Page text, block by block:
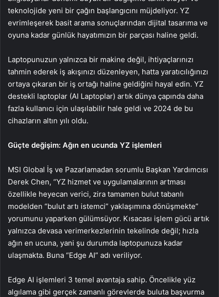
teknolojide yeni bir çağın başlangıcını müjdeliyor. YZ
evrimleşerek basit arama sonuçlarından dijital tasarıma ve
oyuna kadar günlük hayatımızın bir parçası haline geldi.
Laptopunuzun yalnızca bir makine değil, ihtiyaçlarınızı
tahmin ederek iş akışınızı düzenleyen, hatta yaratıcılığınızı
ortaya çıkaran bir iş ortağı haline geldiğini hayal edin. YZ
destekli laptoplar (AI Laptoplar) artık dünya çapında daha
fazla kullanıcı için ulaşılabilir hale geldi ve 2024 de bu
cihazların altın yılı oldu.
Güçte değişim: Ağın en ucunda YZ işlemleri
MSI Global İş ve Pazarlamadan sorumlu Başkan Yardımcısı
Derek Chen, “YZ hizmet ve uygulamalarının artması
özellikle heyecan verici, zira tamamen bulut tabanlı
modelden “bulut artı istemci” yaklaşımına dönüşmekte”
yorumunu yaparken gülümsüyor. Kısacası işlem gücü artık
yalnızca devasa verimerkezlerinin tekelinde değil; hızla
ağın en ucuna, yani şu durumda laptopunuza kadar
ulaşmakta. Buna “Edge AI” adı veriliyor.
Edge AI işlemleri 3 temel avantaja sahip. Öncelikle yüz
algılama gibi gerçek zamanlı görevlerde buluta başvurma